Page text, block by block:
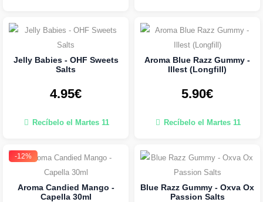
Jelly Babies - OHF Sweets
Salts
4.95€
Recíbelo el Martes 11
Aroma Blue Razz Gummy -
Illest (Longfill)
5.90€
Recíbelo el Martes 11
-12%
Aroma Candied Mango -
Capella 30ml
Blue Razz Gummy - Oxva Ox
Passion Salts